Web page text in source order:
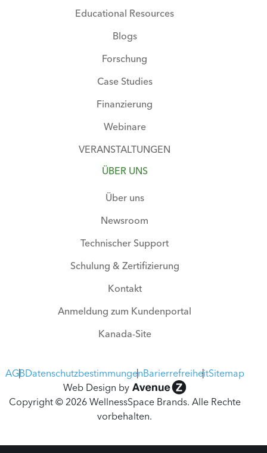
Educational Resources
Blogs
Forschung
Case Studies
Finanzierung
Webinare
VERANSTALTUNGEN
ÜBER UNS
Über uns
Newsroom
Technischer Support
Schulung & Zertifizierung
Kontakt
Anmeldung zum Kundenportal
Kanada-Site
Copyright © 2026 WellnessSpace Brands. Alle Rechte
vorbehalten.
AGBDatenschutzbestimmungenBarierrefreiheitSitemap
Web Design by